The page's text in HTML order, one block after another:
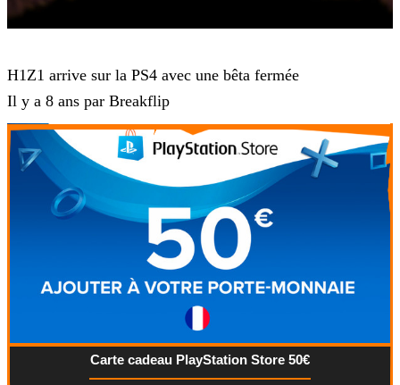
H1Z1 arrive sur la PS4 avec une bêta fermée
Il y a 8 ans par Breakflip
Carte cadeau PlayStation Store 50€